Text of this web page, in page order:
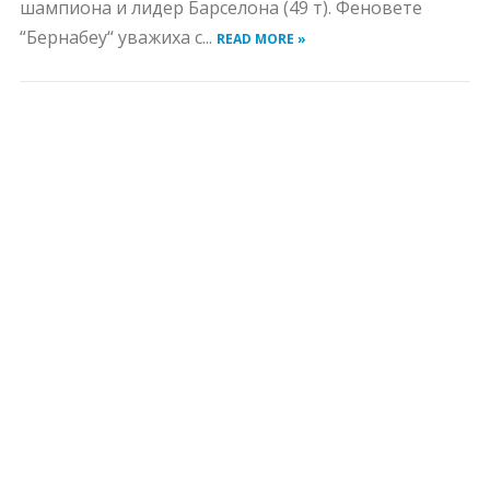
шампиона и лидер Барселона (49 т). Феновете
“Бернабеу“ уважиха с... READ MORE »